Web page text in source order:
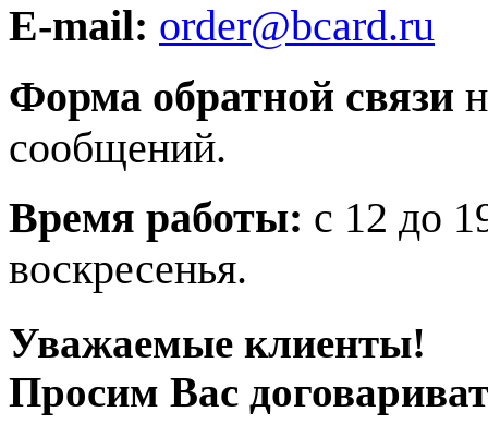
E-mail: order@bcard.ru
Форма обратной связи
сообщений.
Время работы: с 12 до
воскресенья.
Уважаемые клиенты!
Просим Вас